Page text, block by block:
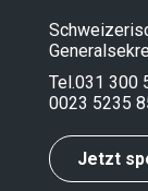
Tel.031 300
0023 5235
Jetzt